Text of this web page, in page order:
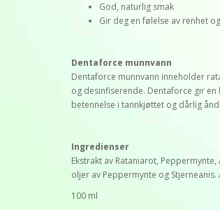
God, naturlig smak
Gir deg en følelse av renhet
Dentaforce munnvann
Dentaforce munnvann inneholder
og desinfiserende. Dentaforce gir
betennelse i tannkjøttet og dårlig
Ingredienser
Ekstrakt av Rataniarot,
oljer av Peppermynte og
100 ml